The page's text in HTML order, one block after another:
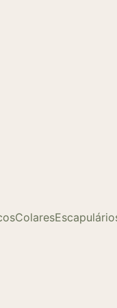
Colares